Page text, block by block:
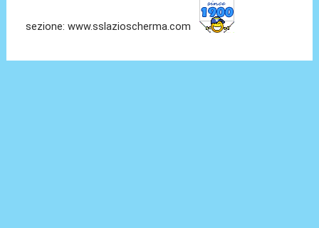
sezione: www.sslazioscherma.com